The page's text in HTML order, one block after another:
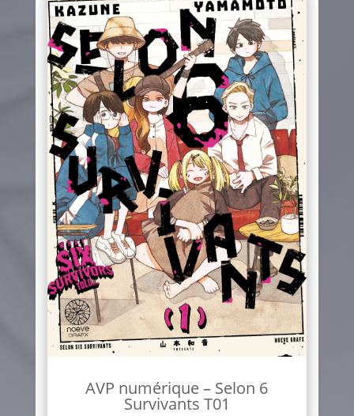
AVP numérique – Selon 6
Survivants T01